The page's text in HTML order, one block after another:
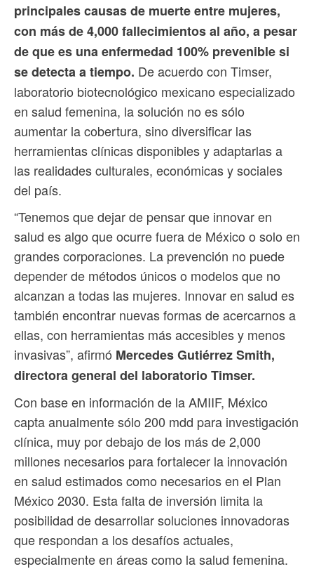
principales causas de muerte entre mujeres,
con más de 4,000 fallecimientos al año, a pesar
de que es una enfermedad 100% prevenible si
se detecta a tiempo. De acuerdo con Timser,
laboratorio biotecnológico mexicano especializado
en salud femenina, la solución no es sólo
aumentar la cobertura, sino diversificar las
herramientas clínicas disponibles y adaptarlas a
las realidades culturales, económicas y sociales
del país.
“Tenemos que dejar de pensar que innovar en
salud es algo que ocurre fuera de México o solo en
grandes corporaciones. La prevención no puede
depender de métodos únicos o modelos que no
alcanzan a todas las mujeres. Innovar en salud es
también encontrar nuevas formas de acercarnos a
ellas, con herramientas más accesibles y menos
invasivas”, afirmó Mercedes Gutiérrez Smith,
directora general del laboratorio Timser.
Con base en información de la AMIIF, México
capta anualmente sólo 200 mdd para investigación
clínica, muy por debajo de los más de 2,000
millones necesarios para fortalecer la innovación
en salud estimados como necesarios en el Plan
México 2030. Esta falta de inversión limita la
posibilidad de desarrollar soluciones innovadoras
que respondan a los desafíos actuales,
especialmente en áreas como la salud femenina.